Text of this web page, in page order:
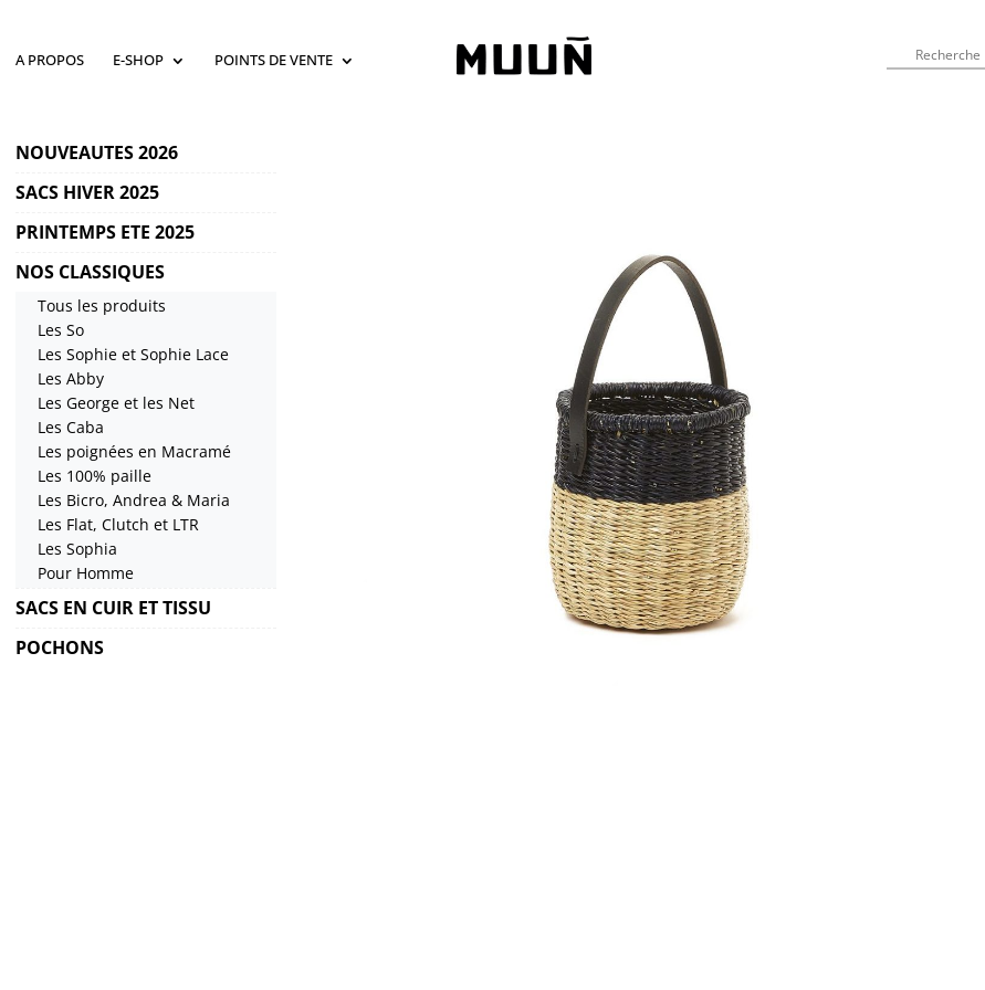
A PROPOS E-SHOP POINTS DE VENTE
NOUVEAUTES 2026
SACS HIVER 2025
PRINTEMPS ETE 2025
NOS CLASSIQUES
Tous les produits
Les So
Les Sophie et Sophie Lace
Les Abby
Les George et les Net
Les Caba
Les poignées en Macramé
Les 100% paille
Les Bicro, Andrea & Maria
Les Flat, Clutch et LTR
Les Sophia
Pour Homme
SACS EN CUIR ET TISSU
POCHONS